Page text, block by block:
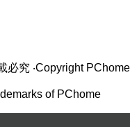
必究 ‧Copyright PChome
of PChome